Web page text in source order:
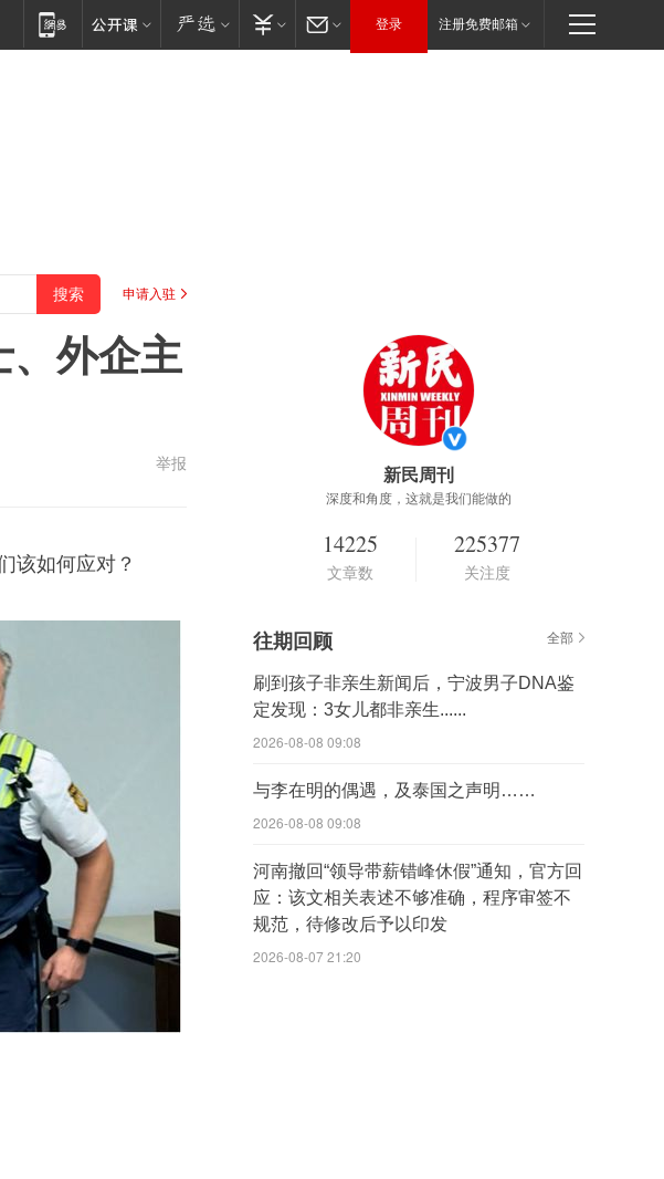
登录 注册免费邮箱
申请入驻
、外企主
举报
该如何应对？
新民周刊
深度和角度，这就是我们能做的
14225
文章数
225377
关注度
往期回顾 全部
刷到孩子非亲生新闻后，宁波男子DNA鉴
定发现：3女儿都非亲生......
2026-08-08 09:08
与李在明的偶遇，及泰国之声明……
2026-08-08 09:08
河南撤回“领导带薪错峰休假”通知，官方回
应：该文相关表述不够准确，程序审签不
规范，待修改后予以印发
2026-08-07 21:20